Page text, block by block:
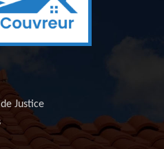
Justice